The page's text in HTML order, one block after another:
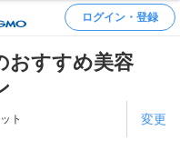
ログイン・登録
おすすめ美容
ト 変更